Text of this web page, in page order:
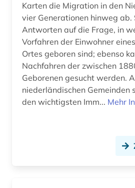
Karten die Migration in den
vier Generationen hinweg ab.
Antworten auf die Frage, in
Vorfahren der Einwohner
Ortes geboren sind; ebenso
Nachfahren der zwischen
Geborenen gesucht werden.
niederländischen Gemeinden
den wichtigsten Imm... Mehr